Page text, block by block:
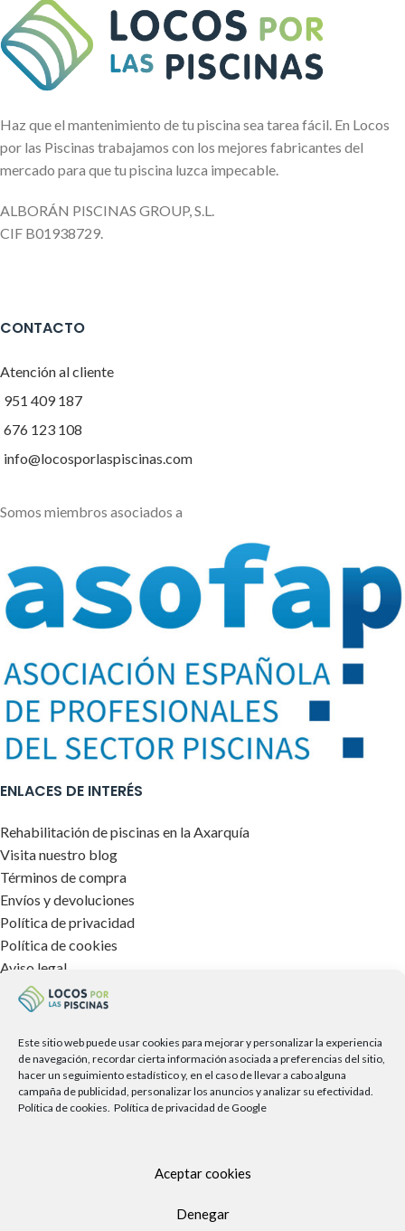
Este sitio web puede usar cookies para mejorar y personalizar la experiencia
de navegación, recordar cierta información asociada a preferencias del sitio,
hacer un seguimiento estadístico y, en el caso de llevar a cabo alguna
campaña de publicidad, personalizar los anuncios y analizar su efectividad.
Política de cookies. Política de privacidad de Google
Aceptar cookies
Denegar
Haz que el mantenimiento de tu piscina sea tarea fácil. En Locos
por las Piscinas trabajamos con los mejores fabricantes del
mercado para que tu piscina luzca impecable.
ALBORÁN PISCINAS GROUP, S.L.
CIF B01938729.
CONTACTO
Atención al cliente
951 409 187
676 123 108
info@locosporlaspiscinas.com
Somos miembros asociados a
ENLACES DE INTERÉS
Rehabilitación de piscinas en la Axarquía
Visita nuestro blog
Términos de compra
Envíos y devoluciones
Política de privacidad
Política de cookies
Aviso legal
TIENDA FÍSICA